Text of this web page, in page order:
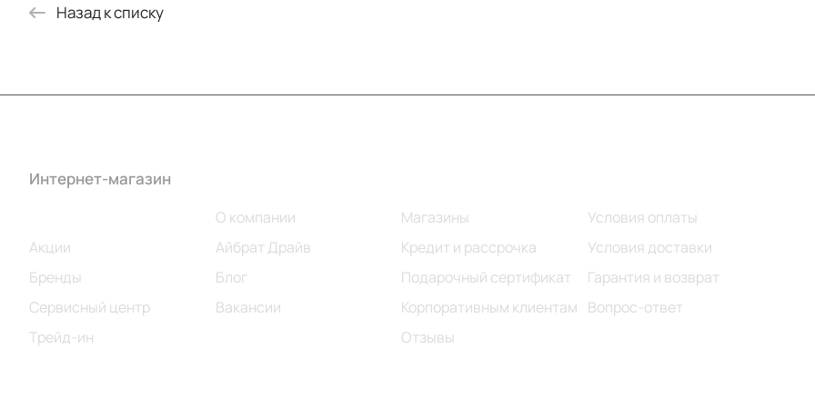
Назад к списку
Интернет-магазин
Акции
Бренды
Сервисный центр
Трейд-ин
О компании
Айбрат Драйв
Блог
Вакансии
Магазины
Кредит и рассрочка
Подарочный сертификат
Корпоративным клиентам
Отзывы
Условия оплаты
Условия доставки
Гарантия и возврат
Вопрос-ответ